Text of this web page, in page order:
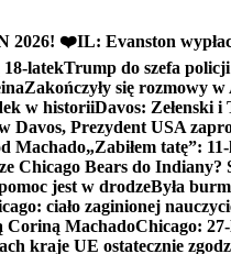
2026! ❤️IL: Evanston
latekTrump do szefa
Zakończyły się rozmowy
w historiiDavos: Zełenski i
Davos, Prezydent USA
Machado„Zabiłem tatę”:
Chicago Bears do
jest w drodzeByła
ciało zaginionej
Coriną MachadoChicago:
kraje UE ostatecznie